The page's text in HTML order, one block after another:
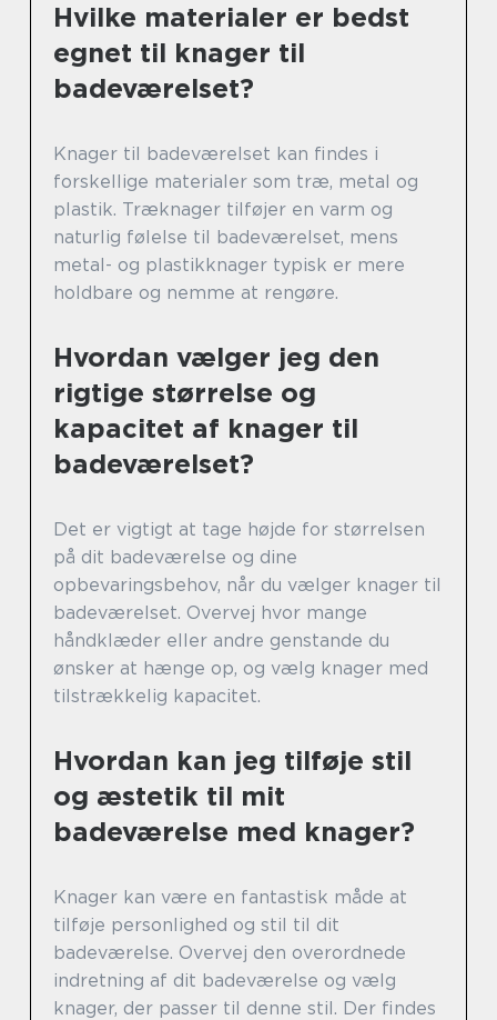
Hvilke materialer er bedst
egnet til knager til
badeværelset?
Knager til badeværelset kan findes i
forskellige materialer som træ, metal og
plastik. Træknager tilføjer en varm og
naturlig følelse til badeværelset, mens
metal- og plastikknager typisk er mere
holdbare og nemme at rengøre.
Hvordan vælger jeg den
rigtige størrelse og
kapacitet af knager til
badeværelset?
Det er vigtigt at tage højde for størrelsen
på dit badeværelse og dine
opbevaringsbehov, når du vælger knager til
badeværelset. Overvej hvor mange
håndklæder eller andre genstande du
ønsker at hænge op, og vælg knager med
tilstrækkelig kapacitet.
Hvordan kan jeg tilføje stil
og æstetik til mit
badeværelse med knager?
Knager kan være en fantastisk måde at
tilføje personlighed og stil til dit
badeværelse. Overvej den overordnede
indretning af dit badeværelse og vælg
knager, der passer til denne stil. Der findes